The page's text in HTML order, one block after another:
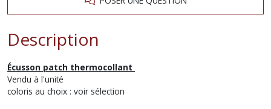
Description
Écusson patch thermocollant
Vendu à l'unité
coloris au choix : voir sélection